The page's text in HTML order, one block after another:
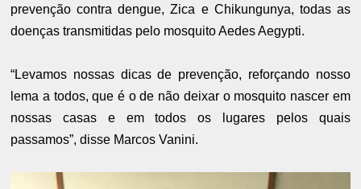
prevenção contra dengue, Zica e Chikungunya, todas as
doenças transmitidas pelo mosquito Aedes Aegypti.
“Levamos nossas dicas de prevenção, reforçando nosso
lema a todos, que é o de não deixar o mosquito nascer em
nossas casas e em todos os lugares pelos quais
passamos”, disse Marcos Vanini.